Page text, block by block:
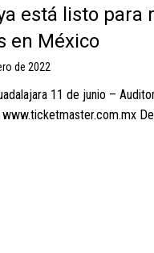
está listo para
en México
de 2022
11 de junio –